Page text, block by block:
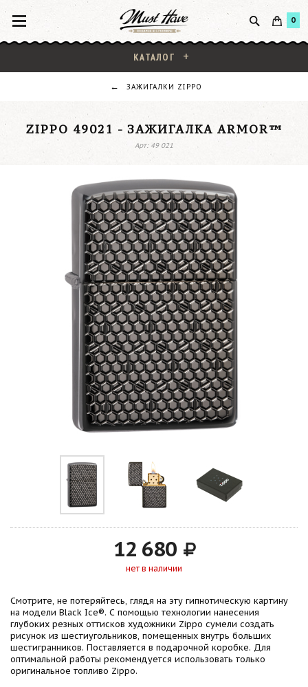
0
КАТАЛОГ
ЗАЖИГАЛКИ ZIPPO
ZIPPO 49021 - ЗАЖИГАЛКА ARMOR™
Арт: 49 021
12 680
нет в наличии
Смотрите, не потеряйтесь, глядя на эту гипнотическую картину
на модели Black Ice®. С помощью технологии нанесения
глубоких резных оттисков художники Zippo сумели создать
рисунок из шестиугольников, помещенных внутрь больших
шестигранников. Поставляется в подарочной коробке. Для
оптимальной работы рекомендуется использовать только
оригинальное топливо Zippo.